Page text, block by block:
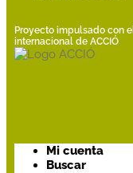
Proyecto impulsado con
internacional de ACCIÓ
Mi cuenta
Buscar